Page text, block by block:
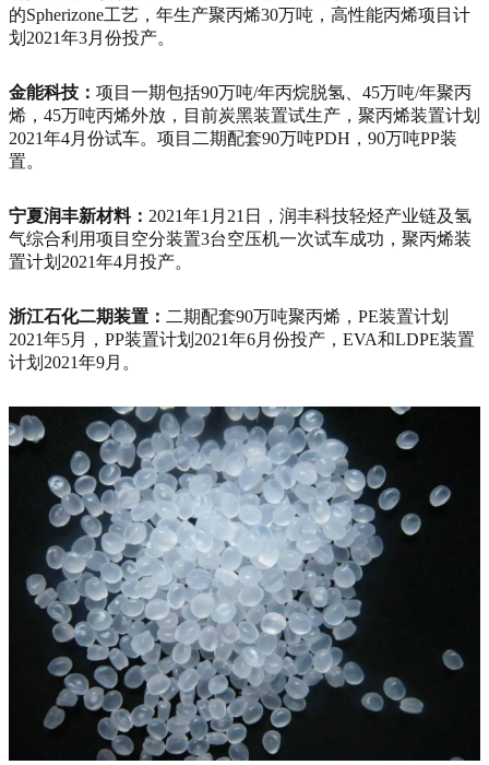
的Spherizone工艺，年生产聚丙烯30万吨，高性能丙烯项目计
划2021年3月份投产。
金能科技： 项目一期包括90万吨/年丙烷脱氢、45万吨/年聚丙
烯，45万吨丙烯外放，目前炭黑装置试生产，聚丙烯装置计划
2021年4月份试车。项目二期配套90万吨PDH，90万吨PP装
置。
宁夏润丰新材料： 2021年1月21日，润丰科技轻烃产业链及氢
气综合利用项目空分装置3台空压机一次试车成功，聚丙烯装
置计划2021年4月投产。
浙江石化二期装置： 二期配套90万吨聚丙烯，PE装置计划
2021年5月，PP装置计划2021年6月份投产，EVA和LDPE装置
计划2021年9月。